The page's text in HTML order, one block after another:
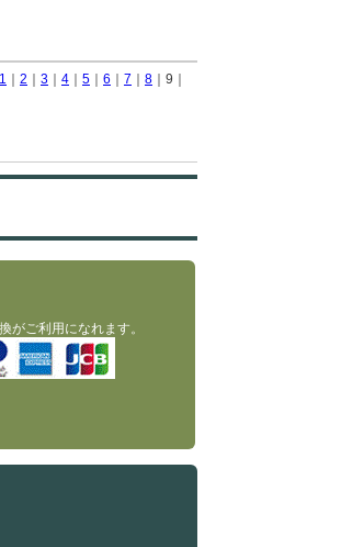
1 2 3 4 5 6 7 8 ｜9｜
がご利用になれます。